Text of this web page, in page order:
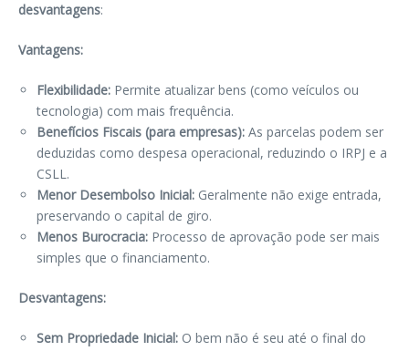
desvantagens:
Vantagens:
Flexibilidade: Permite atualizar bens (como veículos ou
tecnologia) com mais frequência.
Benefícios Fiscais (para empresas): As parcelas podem ser
deduzidas como despesa operacional, reduzindo o IRPJ e a
CSLL.
Menor Desembolso Inicial: Geralmente não exige entrada,
preservando o capital de giro.
Menos Burocracia: Processo de aprovação pode ser mais
simples que o financiamento.
Desvantagens:
Sem Propriedade Inicial: O bem não é seu até o final do